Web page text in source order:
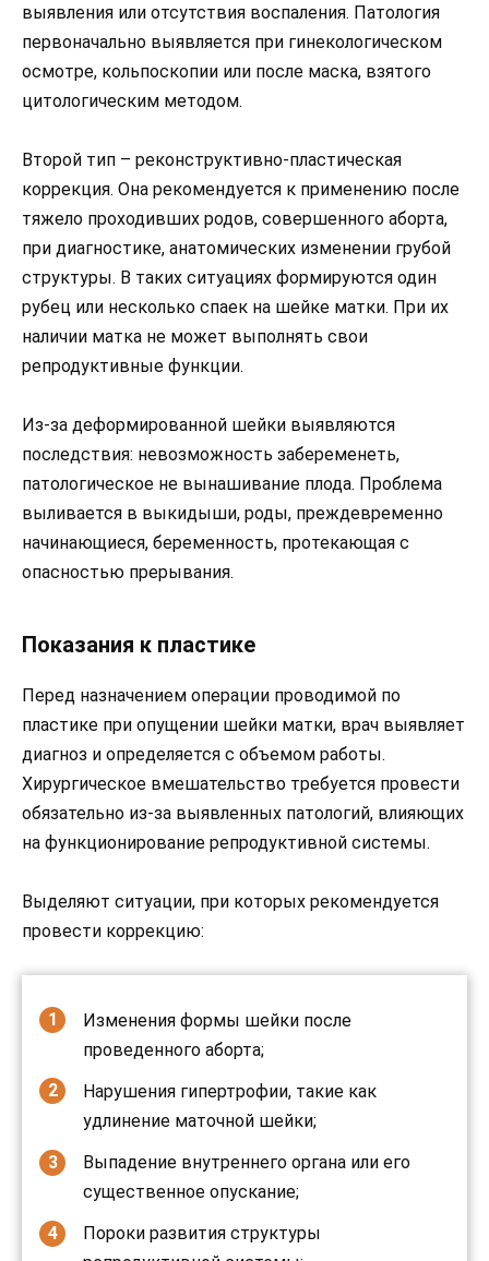
выявления или отсутствия воспаления. Патология
первоначально выявляется при гинекологическом
осмотре, кольпоскопии или после маска, взятого
цитологическим методом.
Второй тип – реконструктивно-пластическая
коррекция. Она рекомендуется к применению после
тяжело проходивших родов, совершенного аборта,
при диагностике, анатомических изменении грубой
структуры. В таких ситуациях формируются один
рубец или несколько спаек на шейке матки. При их
наличии матка не может выполнять свои
репродуктивные функции.
Из-за деформированной шейки выявляются
последствия: невозможность забеременеть,
патологическое не вынашивание плода. Проблема
выливается в выкидыши, роды, преждевременно
начинающиеся, беременность, протекающая с
опасностью прерывания.
Показания к пластике
Перед назначением операции проводимой по
пластике при опущении шейки матки, врач выявляет
диагноз и определяется с объемом работы.
Хирургическое вмешательство требуется провести
обязательно из-за выявленных патологий, влияющих
на функционирование репродуктивной системы.
Выделяют ситуации, при которых рекомендуется
провести коррекцию:
Изменения формы шейки после
проведенного аборта;
Нарушения гипертрофии, такие как
удлинение маточной шейки;
Выпадение внутреннего органа или его
существенное опускание;
Пороки развития структуры